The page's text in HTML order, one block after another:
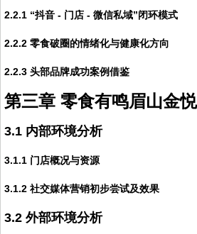
2.2.1 “抖音 - 门店 - 微信私域”闭环模式
2.2.2 零食破圈的情绪化与健康化方向
2.2.3 头部品牌成功案例借鉴
第三章 零食有鸣眉山金
3.1 内部环境分析
3.1.1 门店概况与资源
3.1.2 社交媒体营销初步尝试及效果
3.2 外部环境分析